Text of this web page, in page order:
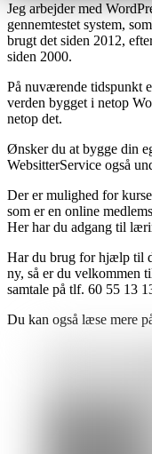
Jeg arbejder med
gennemtestet system,
brugt det siden 2012,
siden 2000.
På nuværende tidspunkt
verden bygget i netop
netop det.
Ønsker du at bygge din
WebsitterService også
Der er mulighed for
som er en online
Her har du adgang til
Har du brug for hjælp til
ny, så er du velkommen
samtale på tlf. 60 55 13
Du kan også læse mere